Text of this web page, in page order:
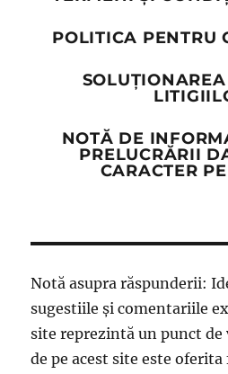
POLITICA PENTRU
NOTĂ DE
PRELUCRĂRII
CARACTER
Notă asupra răspunderii:
sugestiile și comentariile
site reprezintă un punct
de pe acest site este